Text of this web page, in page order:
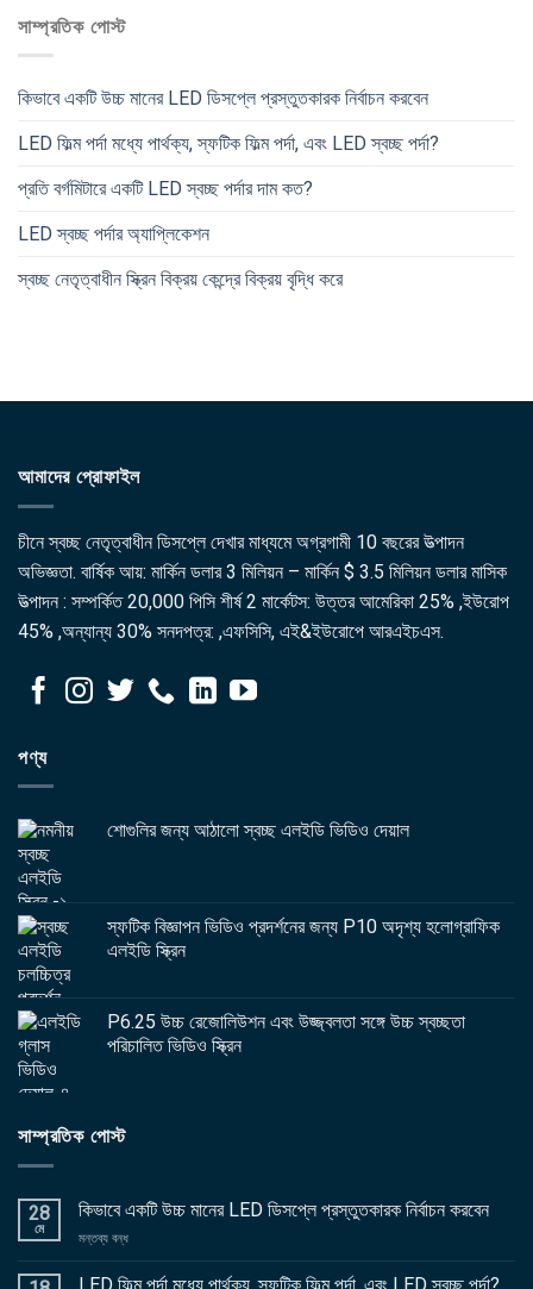
সাম্প্রতিক পোস্ট
কিভাবে একটি উচ্চ মানের LED ডিসপ্লে প্রস্তুতকারক নির্বাচন করবেন
LED ফিল্ম পর্দা মধ্যে পার্থক্য, স্ফটিক ফিল্ম পর্দা, এবং LED স্বচ্ছ পর্দা?
প্রতি বর্গমিটারে একটি LED স্বচ্ছ পর্দার দাম কত?
LED স্বচ্ছ পর্দার অ্যাপ্লিকেশন
স্বচ্ছ নেতৃত্বাধীন স্ক্রিন বিক্রয় কেন্দ্রে বিক্রয় বৃদ্ধি করে
আমাদের প্রোফাইল
চীনে স্বচ্ছ নেতৃত্বাধীন ডিসপ্লে দেখার মাধ্যমে অগ্রগামী 10 বছরের উত্পাদন
অভিজ্ঞতা. বার্ষিক আয়: মার্কিন ডলার 3 মিলিয়ন – মার্কিন $ 3.5 মিলিয়ন ডলার মাসিক
উত্পাদন : সম্পর্কিত 20,000 পিসি শীর্ষ 2 মার্কেটস: উত্তর আমেরিকা 25% ,ইউরোপ
45% ,অন্যান্য 30% সনদপত্র: ,এফসিসি, এই&ইউরোপে আরএইচএস.
পণ্য
শোগুলির জন্য আঠালো স্বচ্ছ এলইডি ভিডিও দেয়াল
স্ফটিক বিজ্ঞাপন ভিডিও প্রদর্শনের জন্য P10 অদৃশ্য হলোগ্রাফিক
এলইডি স্ক্রিন
P6.25 উচ্চ রেজোলিউশন এবং উজ্জ্বলতা সঙ্গে উচ্চ স্বচ্ছতা
পরিচালিত ভিডিও স্ক্রিন
সাম্প্রতিক পোস্ট
28
মে
কিভাবে একটি উচ্চ মানের LED ডিসপ্লে প্রস্তুতকারক নির্বাচন করবেন
মন্তব্য বন্ধচালু
একটি